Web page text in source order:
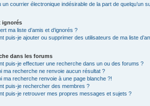
un courrier électronique indésirable de la part de quelqu’un
ignorés
ma liste d’amis et d’ignorés ?
puis-je ajouter ou supprimer des utilisateurs de ma liste
dans les forums
puis-je effectuer une recherche dans un ou des forums ?
ma recherche ne renvoie aucun résultat ?
ma recherche renvoie à une page blanche ?!
puis-je rechercher des membres ?
puis-je retrouver mes propres messages et sujets ?